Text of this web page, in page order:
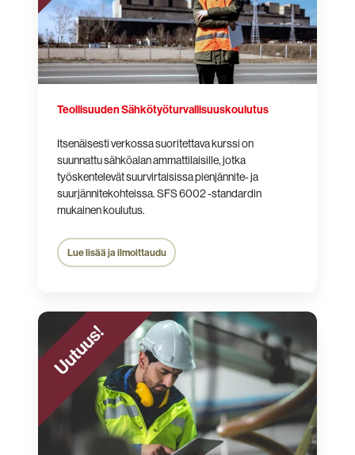
Teollisuuden Sähkötyöturvallisuus­koulutus
Itsenäisesti verkossa suoritettava kurssi on
suunnattu sähköalan ammattilaisille, jotka
työskentelevät suurvirtaisissa pienjännite- ja
suurjännitekohteissa. SFS 6002 -standardin
mukainen koulutus.
Lue lisää ja ilmoittaudu
Opastetun
henkilön
sähkötyöturvallisuus­
koulutus